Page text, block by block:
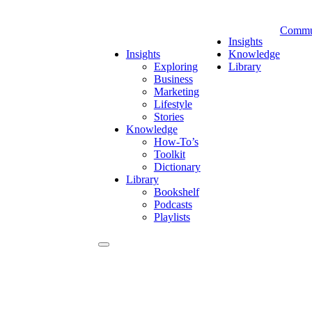
Insights
Exploring
Business
Marketing
Lifestyle
Stories
Knowledge
How-To’s
Toolkit
Dictionary
Library
Bookshelf
Podcasts
Playlists
Insights
Knowledge
Library